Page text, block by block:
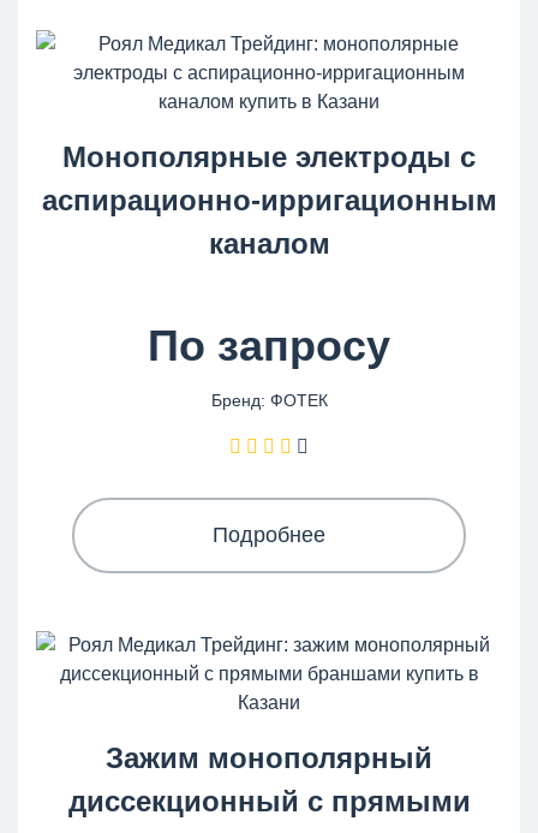
Монополярные электроды с
аспирационно-ирригационным
каналом
По запросу
Бренд: ФОТЕК
Подробнее
Зажим монополярный
диссекционный с прямыми